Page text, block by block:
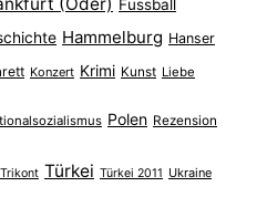
(Oder) Fussball
Hammelburg Hanser
Konzert Krimi Kunst Liebe
Polen Rezension
Trikont Türkei Türkei 2011 Ukraine